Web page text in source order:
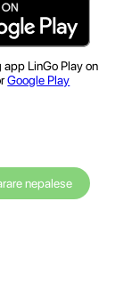
LinGo Play on
Google Play
nepalese